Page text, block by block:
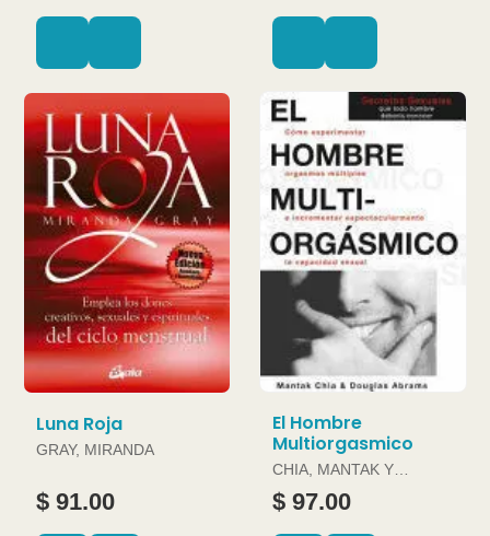
Luna Roja
GRAY, MIRANDA
$ 91.00
El Hombre
Multiorgasmico
CHIA, MANTAK Y
DOUGLAS ABRAMS
$ 97.00